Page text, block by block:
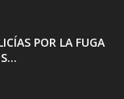
POR LA FUGA